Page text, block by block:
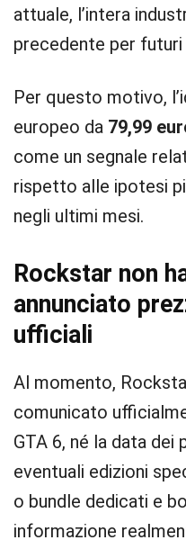
attuale, l’intera
precedente per futuri
Per questo motivo,
europeo da 79,99
come un segnale
rispetto alle ipotesi
negli ultimi mesi.
Rockstar non
annunciato
ufficiali
Al momento,
comunicato
GTA 6, né la data dei
eventuali edizioni
o bundle dedicati e
informazione